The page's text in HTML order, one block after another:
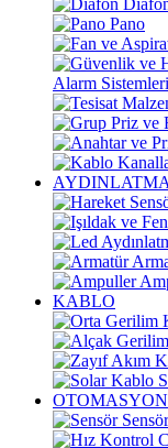
Pano
Alarm Sistemleri
AYDINLATMA
KABLO
OTOMASYON
Sensör